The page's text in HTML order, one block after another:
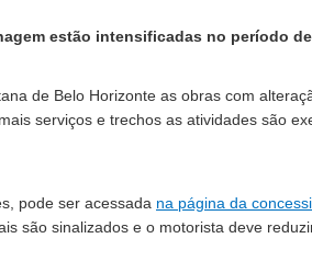
estão intensificadas no período
de Belo Horizonte as obras com
serviços e trechos as atividades são
pode ser acessada na página da
são sinalizados e o motorista deve